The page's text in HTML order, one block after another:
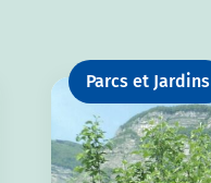
Parcs et Jardins